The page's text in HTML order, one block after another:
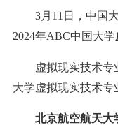
3月11日，中国
2024年ABC中国大学
虚拟现实技术专
大学虚拟现实技术专
北京航空航天大